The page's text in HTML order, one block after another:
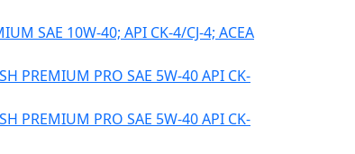
SAE 10W-40; API CK-4/CJ-4; ACEA
PREMIUM PRO SAE 5W-40 API CK-
PREMIUM PRO SAE 5W-40 API CK-